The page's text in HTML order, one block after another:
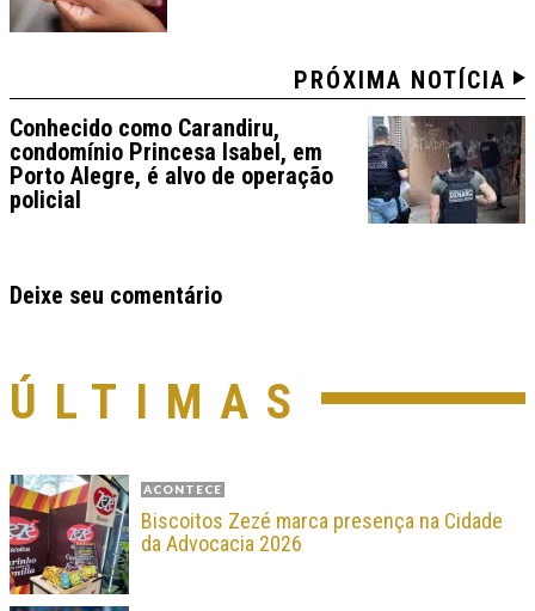
PRÓXIMA NOTÍCIA
Conhecido como Carandiru,
condomínio Princesa Isabel, em
Porto Alegre, é alvo de operação
policial
Deixe seu comentário
ÚLTIMAS
ACONTECE
Biscoitos Zezé marca presença na Cidade
da Advocacia 2026